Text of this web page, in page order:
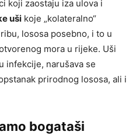
koji zaostaju iza ulova i
uši koje „kolateralno“
lososa posebno, i to u
mora u rijeke. Uši
infekcije, narušava se
prirodnog lososa, ali i
bogataši